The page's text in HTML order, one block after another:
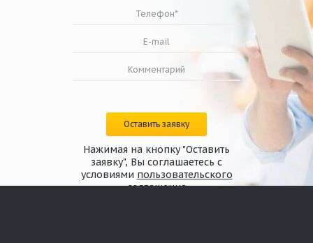
Оставить заявку
Нажимая на кнопку "Оставить
заявку", Вы соглашаетесь с
условиями пользовательского
соглашения